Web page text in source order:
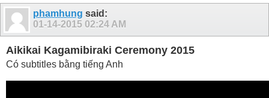
phamhung said:
01-14-2015 02:24 AM
Aikikai Kagamibiraki Ceremony 2015
Có subtitles bằng tiếng Anh